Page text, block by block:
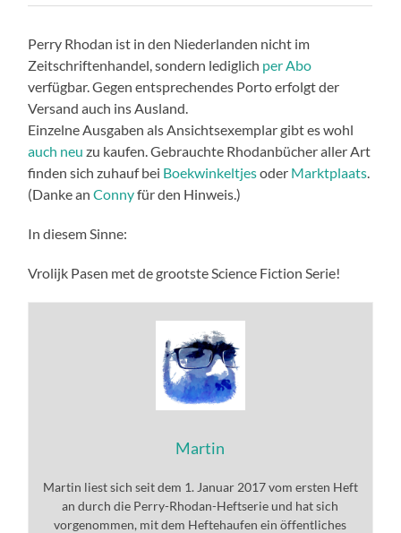
Perry Rhodan ist in den Niederlanden nicht im
Zeitschriftenhandel, sondern lediglich per Abo
verfügbar. Gegen entsprechendes Porto erfolgt der
Versand auch ins Ausland.
Einzelne Ausgaben als Ansichtsexemplar gibt es wohl
auch neu zu kaufen. Gebrauchte Rhodanbücher aller Art
finden sich zuhauf bei Boekwinkeltjesoder Marktplaats
(Danke anConnyfür den Hinweis.)
In diesem Sinne:
Vrolijk Pasen met de grootste Science Fiction Serie!
Martin
Martin liest sich seit dem 1. Januar 2017 vom ersten Heft
an durch die Perry-Rhodan-Heftserie und hat sich
vorgenommen, mit dem Heftehaufen ein öffentliches